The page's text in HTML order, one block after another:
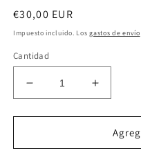
Precio
habitual
€30,00 EUR
Impuesto incluido. Losgastos de envío
Cantidad
Reducir
cantidad
para
Cuarzo
Aumentar
cantidad
para
Cuarzo